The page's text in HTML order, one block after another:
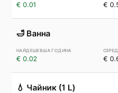
€ 0.01 €
🛁 Ванна
€ 0.02 €
💧 Чайник (1 L)